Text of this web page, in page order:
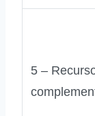
5 –